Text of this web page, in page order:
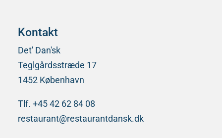
Kontakt
Det' Dan'sk
Teglgårdsstræde 17
1452 København
Tlf. +45 42 62 84 08
restaurant@restaurantdansk.dk